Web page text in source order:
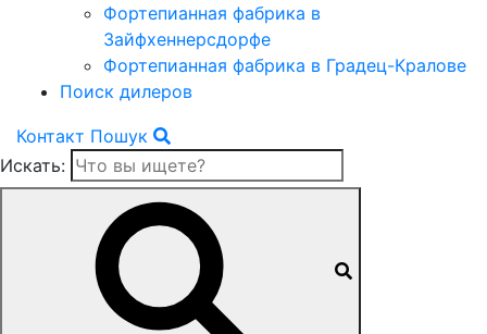
Фортепианная фабрика в
Зайфхеннерсдорфе
Фортепианная фабрика в Градец-Кралове
Поиск дилеров
Контакт Пошук
Искать: